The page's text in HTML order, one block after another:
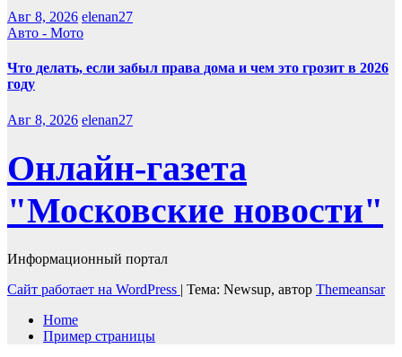
Авг 8, 2026 elenan27
Авто - Мото
Что делать, если забыл права дома и чем это грозит в 2026
году
Авг 8, 2026 elenan27
Онлайн-газета
"Московские новости"
Информационный портал
Сайт работает на WordPress | Тема: Newsup, автор Themeansar
Home
Пример страницы